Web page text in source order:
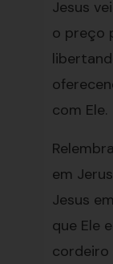
Jesus
o preço
com Ele.
em
Jesus
que Ele
cordeiro